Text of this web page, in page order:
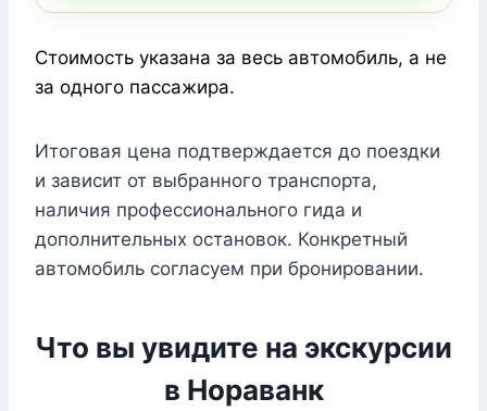
Стоимость указана за весь автомобиль, а не
за одного пассажира.
Итоговая цена подтверждается до поездки
и зависит от выбранного транспорта,
наличия профессионального гида и
дополнительных остановок. Конкретный
автомобиль согласуем при бронировании.
Что вы увидите на экскурсии
в Нораванк